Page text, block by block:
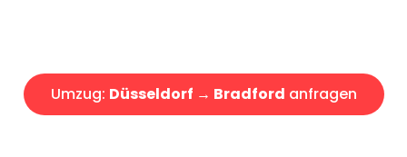
Umzug: Düsseldorf → Bradford anfragen